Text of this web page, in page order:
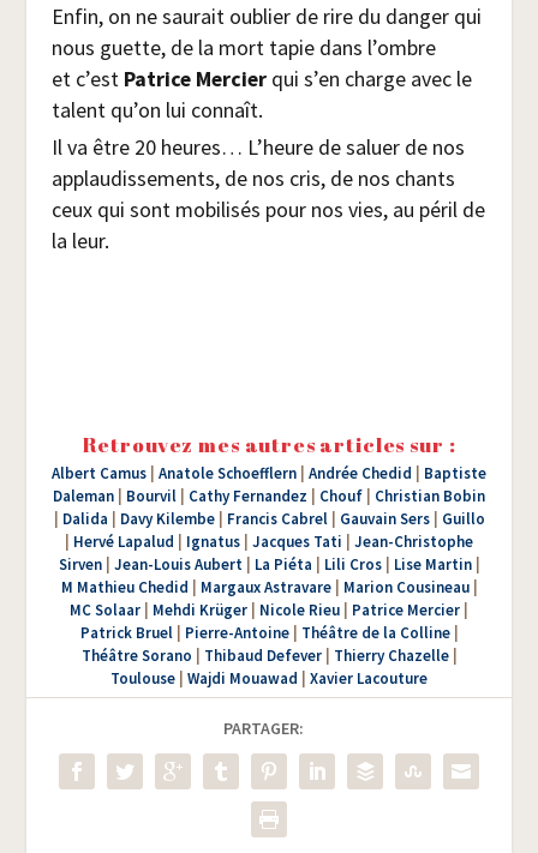
Enfin, on ne sau­rait oublier de rire du dan­ger qui
nous guette, de la mort tapie dans l’ombre
et c’est Patrice Mer­cier qui s’en charge avec le
talent qu’on lui connaît.
Il va être 20 heures… L’heure de saluer de nos
applau­dis­se­ments, de nos cris, de nos chants
ceux qui sont mobi­li­sés pour nos vies, au péril de
la leur.
Retrouvez mes autres articles sur :
Albert Camus Anatole Schoefflern Andrée Chedid
Baptiste
Daleman
Bourvil Cathy Fernandez Chouf
Christian Bobin
Dalida Davy Kilembe| Francis Cabrel| Gauvain Sers| Guillo
Hervé Lapalud Ignatus Jacques Tati
Jean-Christophe
Sirven| Jean-Louis Aubert| La Piéta Lili Cros| Lise Martin|
M Mathieu Chedid
Margaux Astravare| Marion Cousineau|
MC Solaar
Mehdi Krüger Nicole Rieu Patrice Mercier
Patrick Bruel| Pierre-Antoine| Théâtre de la Colline|
Théâtre Sorano
Thibaud Defever| Thierry Chazelle|
Toulouse Wajdi Mouawad Xavier Lacouture
PARTAGER: